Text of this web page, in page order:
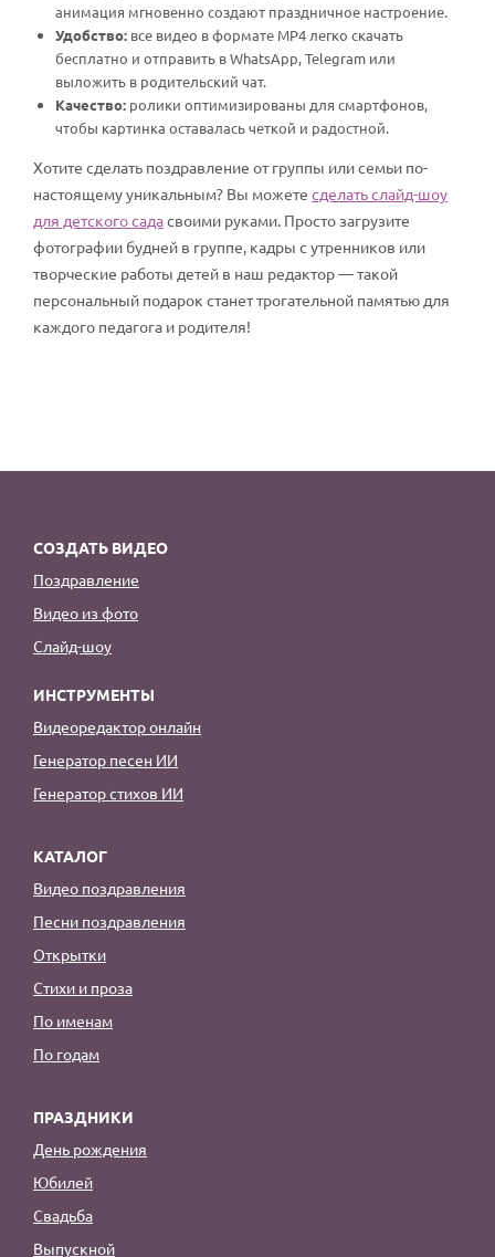
анимация мгновенно создают праздничное настроение.
Удобство: все видео в формате MP4 легко скачать
бесплатно и отправить в WhatsApp, Telegram или
выложить в родительский чат.
Качество: ролики оптимизированы для смартфонов,
чтобы картинка оставалась четкой и радостной.
Хотите сделать поздравление от группы или семьи по-
настоящему уникальным? Вы можете сделать слайд-шоу
для детского садасвоими руками. Просто загрузите
фотографии будней в группе, кадры с утренников или
творческие работы детей в наш редактор — такой
персональный подарок станет трогательной памятью для
каждого педагога и родителя!
СОЗДАТЬ ВИДЕО
Поздравление
Видео из фото
Слайд-шоу
ИНСТРУМЕНТЫ
Видеоредактор онлайн
Генератор песен ИИ
Генератор стихов ИИ
КАТАЛОГ
Видео поздравления
Песни поздравления
Открытки
Стихи и проза
По именам
По годам
ПРАЗДНИКИ
День рождения
Юбилей
Свадьба
Выпускной